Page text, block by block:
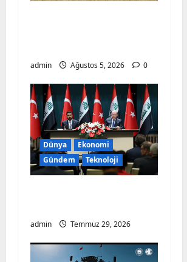
admin Ağustos 5, 2026 0
Dünya
Ekonomi
Gündem
Teknoloji
admin Temmuz 29, 2026